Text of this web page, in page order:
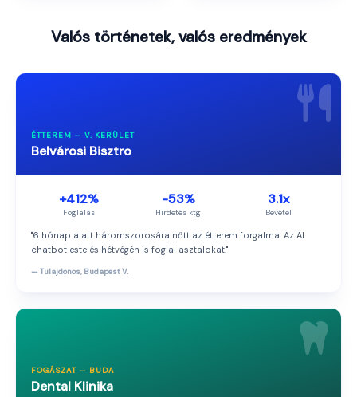
Valós történetek, valós eredmények
ÉTTEREM — V. KERÜLET
Belvárosi Bisztro
+412%
Foglalás
-53%
Hirdetés ktg
3.1x
Bevétel
"6 hónap alatt háromszorosára nőtt az étterem forgalma. Az AI
chatbot este és hétvégén is foglal asztalokat."
— Tulajdonos, Budapest V.
FOGÁSZAT — BUDA
Dental Klinika